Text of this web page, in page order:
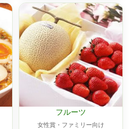
フルーツ
女性賞・ファミリー向け